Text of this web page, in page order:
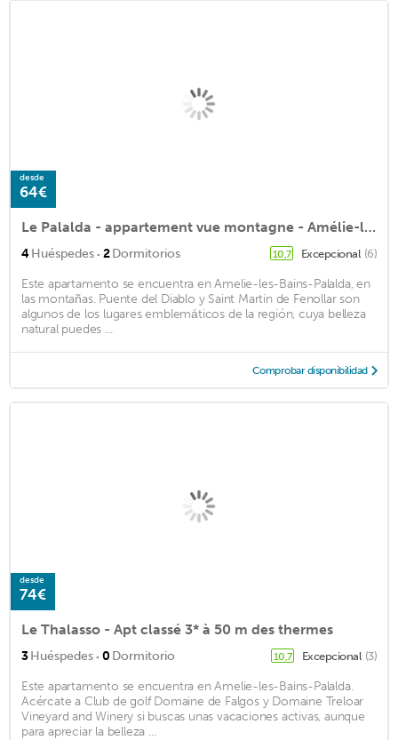
desde
64€
Le Palalda - appartement vue montagne - Amélie-les-Bains
4Huéspedes · 2Dormitorios 10,7 Excepcional (6)
Este apartamento se encuentra en Amelie-les-Bains-Palalda, en
las montañas. Puente del Diablo y Saint Martin de Fenollar son
algunos de los lugares emblemáticos de la región, cuya belleza
natural puedes ...
Comprobar disponibilidad
desde
74€
Le Thalasso - Apt classé 3* à 50 m des thermes
3Huéspedes · 0 Dormitorio 10,7 Excepcional (3)
Este apartamento se encuentra en Amelie-les-Bains-Palalda.
Acércate a Club de golf Domaine de Falgos y Domaine Treloar
Vineyard and Winery si buscas unas vacaciones activas, aunque
para apreciar la belleza ...